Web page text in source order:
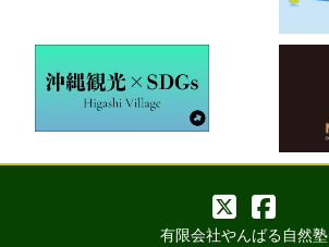
有限会社やんばる自然塾